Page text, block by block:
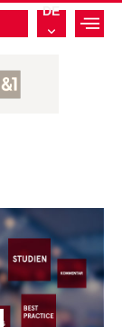
DE